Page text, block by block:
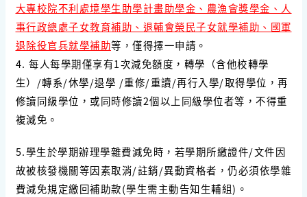
大專校院不利處境學生助學計畫助學金、農漁會獎學金、人
事行政總處子女教育補助、退輔會榮民子女就學補助、國軍
退除役官兵就學補助等，僅得擇一申請。
4. 每人每學期僅享有1次減免額度，轉學（含他校轉學
生）/轉系/休學/退學 /重修/重讀/再行入學/取得學位，再
修讀同級學位，或同時修讀2個以上同級學位者等，不得重
複減免。
5.學生於學期辦理學雜費減免時，若學期所繳證件/文件因
故被核發機關等因素取消/註銷/異動資格者，仍必須依學雜
費減免規定繳回補助款(學生需主動告知生輔組)。